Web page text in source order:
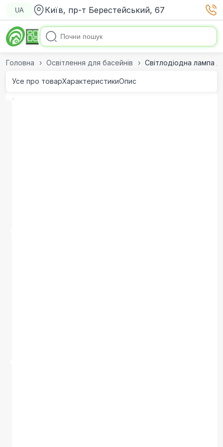
UA Київ, пр-т Берестейський, 67
Головна Освітлення для басейнів Світлодіодна лампа
Усе про товарХарактеристикиОпис